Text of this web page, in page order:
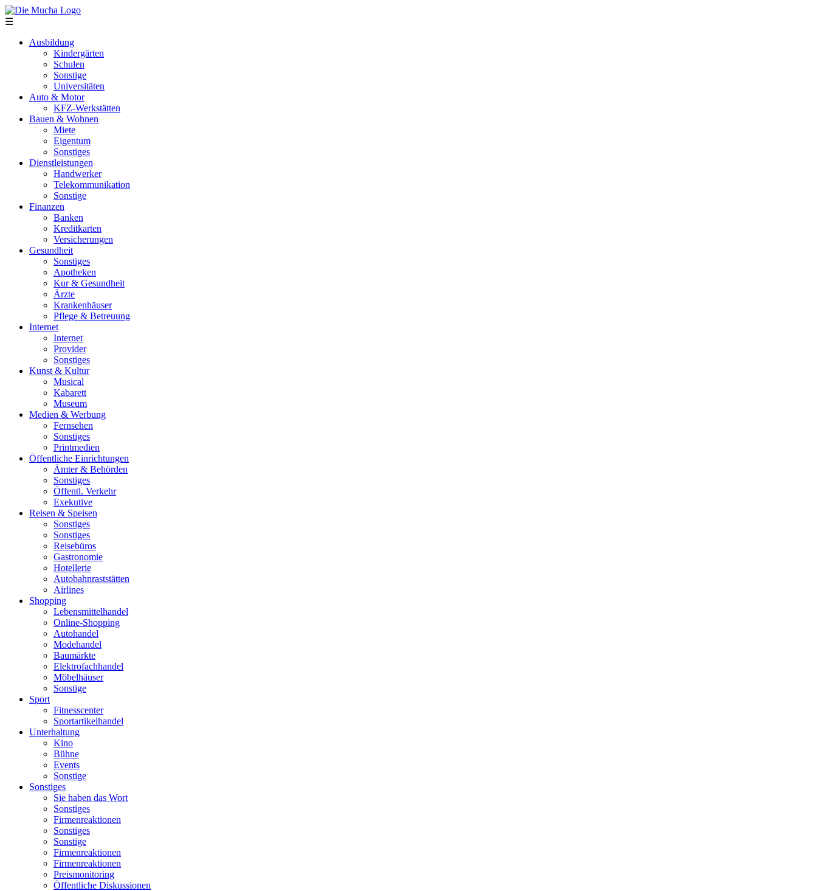
Direkt zum Inhalt
☰
Ausbildung
Kindergärten
Schulen
Sonstige
Universitäten
Auto & Motor
KFZ-Werkstätten
Bauen & Wohnen
Miete
Eigentum
Sonstiges
Dienstleistungen
Handwerker
Telekommunikation
Sonstige
Finanzen
Banken
Kreditkarten
Versicherungen
Gesundheit
Sonstiges
Apotheken
Kur & Gesundheit
Ärzte
Krankenhäuser
Pflege & Betreuung
Internet
Internet
Provider
Sonstiges
Kunst & Kultur
Musical
Kabarett
Museum
Medien & Werbung
Fernsehen
Sonstiges
Printmedien
Öffentliche Einrichtungen
Ämter & Behörden
Sonstiges
Öffentl. Verkehr
Exekutive
Reisen & Speisen
Sonstiges
Sonstiges
Reisebüros
Gastronomie
Hotellerie
Autobahnraststätten
Airlines
Shopping
Lebensmittelhandel
Online-Shopping
Autohandel
Modehandel
Baumärkte
Elektrofachhandel
Möbelhäuser
Sonstige
Sport
Fitnesscenter
Sportartikelhandel
Unterhaltung
Kino
Bühne
Events
Sonstige
Sonstiges
Sie haben das Wort
Sonstiges
Firmenreaktionen
Sonstiges
Sonstige
Firmenreaktionen
Firmenreaktionen
Preismonitoring
Öffentliche Diskussionen